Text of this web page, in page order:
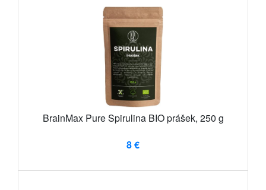
BrainMax Pure Spirulina BIO prášek, 250 g
8 €